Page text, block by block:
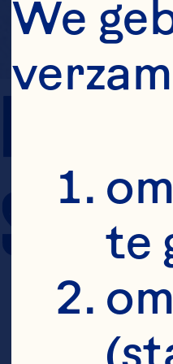
PREP
We
te